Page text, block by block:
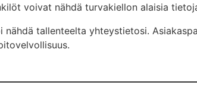
voivat nähdä turvakiellon alaisia
nähdä tallenteelta yhteystietosi.